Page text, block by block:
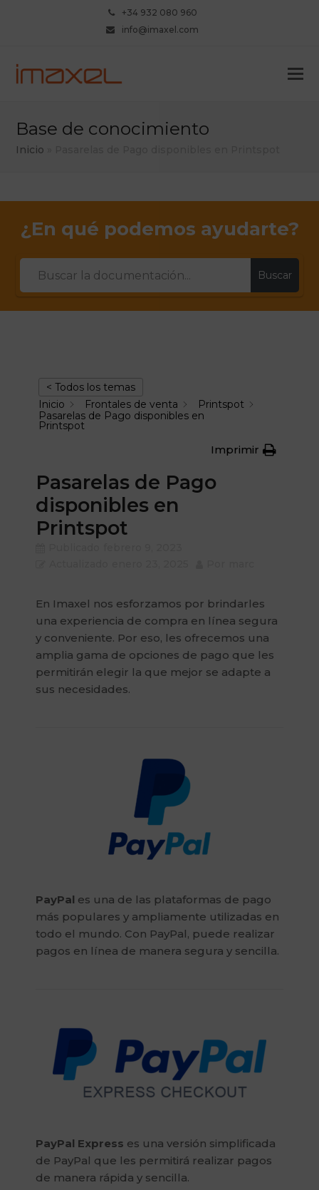
+34 932 080 960
info@imaxel.com
Base de conocimiento
Inicio
¿En qué podemos ayudarte?
Buscar
< Todos los temas
Inicio
Frontales de venta
Printspot
Pasarelas de Pago disponibles en
Printspot
Imprimir
Pasarelas de Pago
disponibles en
Printspot
En Imaxel nos esforzamos por brindarles
una experiencia de compra en línea segura
y conveniente. Por eso, les ofrecemos una
amplia gama de opciones de pago que les
permitirán elegir la que mejor se adapte a
sus necesidades.
PayPal es una de las plataformas de pago
más populares y ampliamente utilizadas en
todo el mundo. Con PayPal, puede realizar
pagos en línea de manera segura y sencilla.
PayPal Express es una versión simplificada
de PayPal que les permitirá realizar pagos
de manera rápida y sencilla.